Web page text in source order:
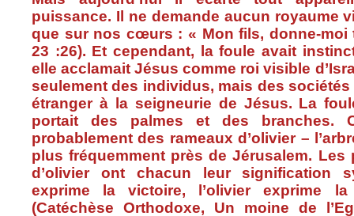
puissance. Il ne demande aucun royaume
que surnos cœurs : « Monfils, donne-moi
23 :26). Et cependant, lafoule avait
elle acclamait Jésus comme roi visible
seulement des individus, mais des sociétés
étranger àla seigneurie de Jésus. La
portait des palmes et des branches.
probablement des rameaux d’olivier–
plusfréquemment près deJérusalem. Les
d’olivier
ont chacun leursignification
exprime lavictoire, l’olivier exprime
(Catéchèse Orthodoxe, Un moine de